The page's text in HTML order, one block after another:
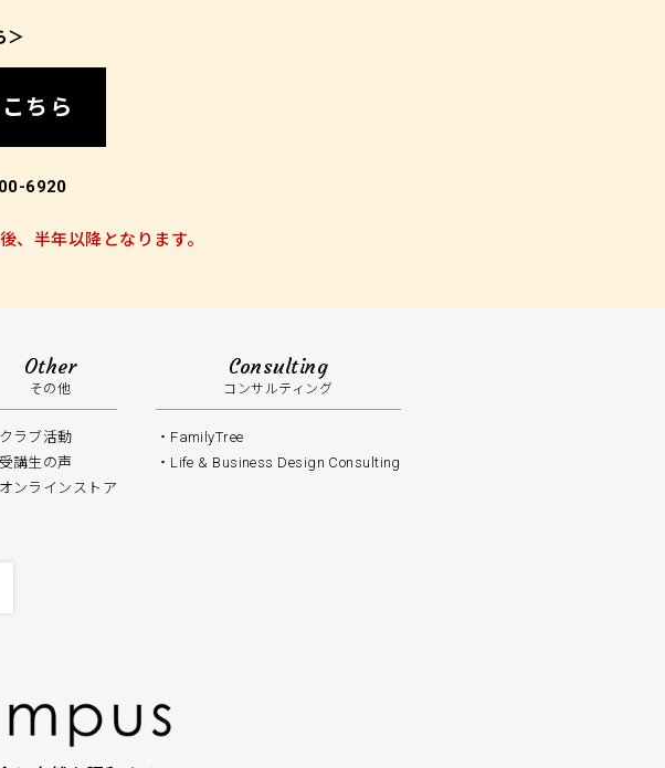
＞
ちら
6920
、半年以降となります。
Other
その他
クラブ活動
受講生の声
オンラインストア
Consulting
コンサルティング
FamilyTree
Life & Business Design Consulting